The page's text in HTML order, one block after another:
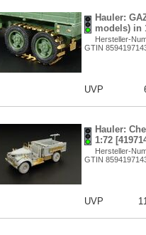
Hauler:
models) in
Hersteller-
GTIN
UVP
Hauler:
1:72
Hersteller-
GTIN
UVP